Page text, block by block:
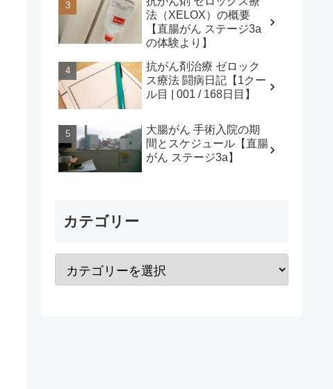
法（XELOX）の概要
【直腸がん ステージ3a
の体験より】
抗がん剤治療 ゼロック
ス療法 闘病日記【1クー
ル目 | 001 / 168日目】
大腸がん 手術入院の期
間とスケジュール【直腸
がん ステージ3a】
カテゴリー